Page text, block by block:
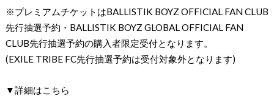
※プレミアムチケットはBALLISTIK BOYZ OFFICIAL FAN CLUB
先⾏抽選予約・BALLISTIK BOYZ GLOBAL OFFICIAL FAN
CLUB先⾏抽選予約の購⼊者限定受付となります。
(EXILE TRIBE FC先⾏抽選予約は受付対象外となります)
▼詳細はこちら